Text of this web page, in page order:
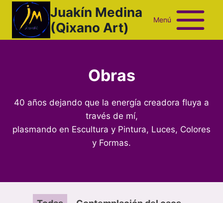
Saltar
contenido
Juakín Medina
(Qixano Art)
Menú
Obras
40 años dejando que la energía creadora fluya a
través de mí,
plasmando en Escultura y Pintura, Luces, Colores
y Formas.